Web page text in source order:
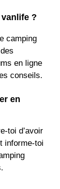
?
camping
en ligne
conseils.
en
toi d’avoir
informe-toi